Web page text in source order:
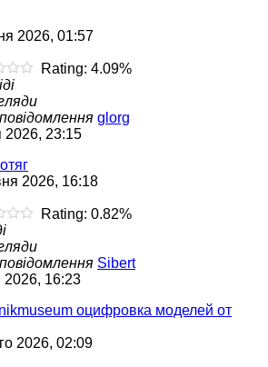
2026, 01:57
Rating: 4.09%
glorg
2026, 23:15
2026, 16:18
Rating: 0.82%
Sibert
2026, 16:23
оцифровка моделей от
2026, 02:09